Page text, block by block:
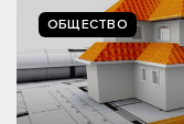
ОБЩЕСТВО